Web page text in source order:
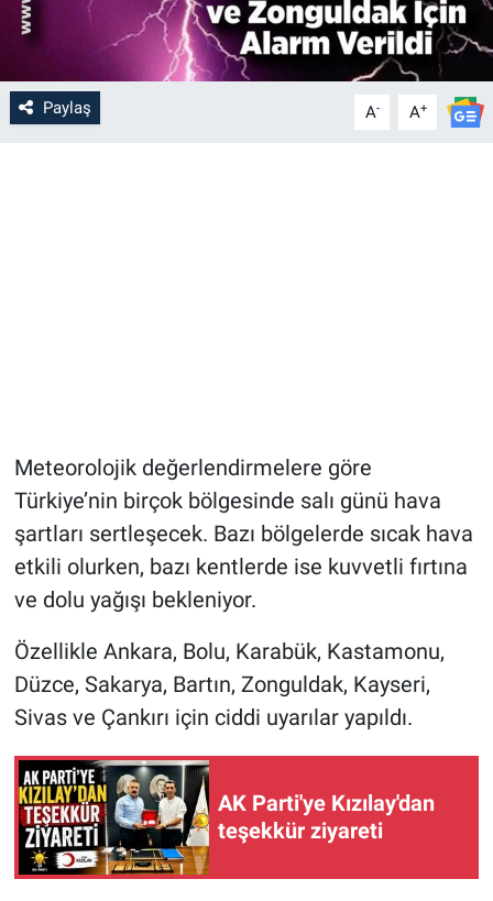
Paylaş A- A+
Meteorolojik değerlendirmelere göre
Türkiye’nin birçok bölgesinde salı günü hava
şartları sertleşecek. Bazı bölgelerde sıcak hava
etkili olurken, bazı kentlerde ise kuvvetli fırtına
ve dolu yağışı bekleniyor.
Özellikle Ankara, Bolu, Karabük, Kastamonu,
Düzce, Sakarya, Bartın, Zonguldak, Kayseri,
Sivas ve Çankırı için ciddi uyarılar yapıldı.
AK Parti'ye Kızılay'dan
teşekkür ziyareti